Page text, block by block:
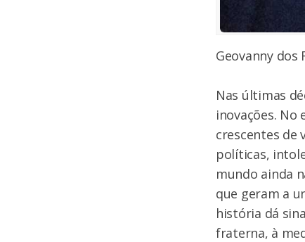
Geovanny dos
Nas últimas
inovações.
crescentes de
políticas,
mundo ainda
que geram a
história dá
fraterna, à